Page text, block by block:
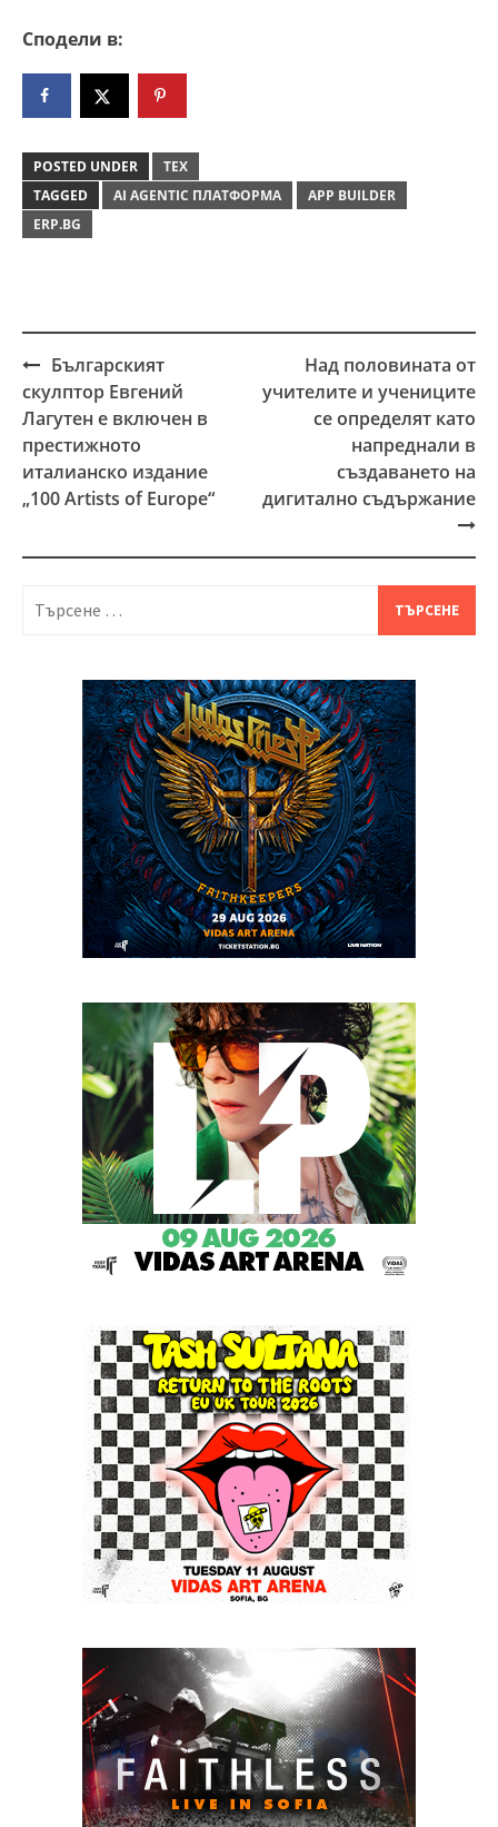
Сподели в:
POSTED UNDER
ТЕХ
TAGGED
AI AGENTIC ПЛАТФОРМА
APP BUILDER
ERP.BG
Post
navigation
Българският
скулптор Евгений
Лагутен е включен в
престижното
италианско издание
„100 Artists of Europe“
Над половината от
учителите и учениците
се определят като
напреднали в
създаването на
дигитално съдържание
Търсене